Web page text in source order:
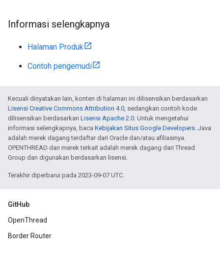
Informasi selengkapnya
Halaman Produk
Contoh pengemudi
Kecuali dinyatakan lain, konten di halaman ini dilisensikan berdasarkan
Lisensi Creative Commons Attribution 4.0 , sedangkan contoh kode
dilisensikan berdasarkan Lisensi Apache 2.0 . Untuk mengetahui
informasi selengkapnya, baca Kebijakan Situs Google Developers . Java
adalah merek dagang terdaftar dari Oracle dan/atau afiliasinya.
OPENTHREAD dan merek terkait adalah merek dagang dari Thread
Group dan digunakan berdasarkan lisensi.
Terakhir diperbarui pada 2023-09-07 UTC.
GitHub
OpenThread
Border Router